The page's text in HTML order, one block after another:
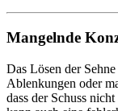
Mangelnde
Das Lösen der
Ablenkungen oder
dass der Schuss